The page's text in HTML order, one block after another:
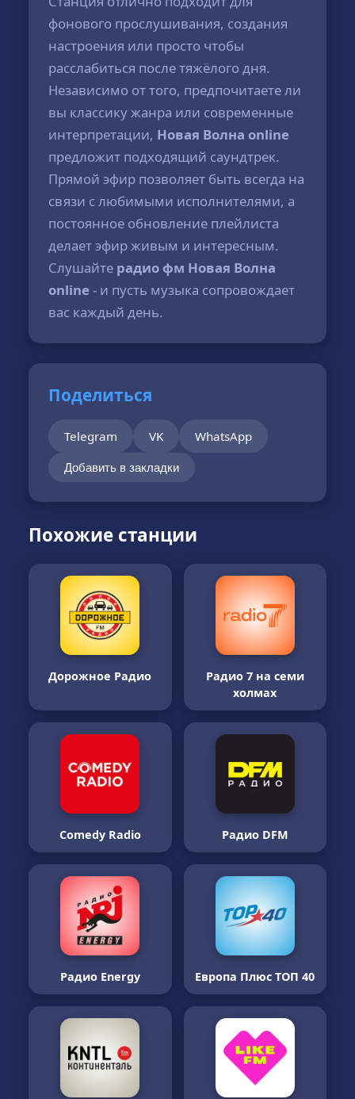
фонового прослушивания, создания
настроения или просто чтобы
расслабиться после тяжёлого дня.
Независимо от того, предпочитаете ли
вы классику жанра или современные
интерпретации, Новая Волна online
предложит подходящий саундтрек.
Прямой эфир позволяет быть всегда на
связи с любимыми исполнителями, а
постоянное обновление плейлиста
делает эфир живым и интересным.
Слушайте радио фм Новая Волна
online - и пусть музыка сопровождает
вас каждый день.
Поделиться
Telegram VK WhatsApp
Добавить в закладки
Похожие станции
Дорожное Радио
Радио 7 на семи
холмах
Comedy Radio Радио DFM
Радио Energy Европа Плюс ТОП 40